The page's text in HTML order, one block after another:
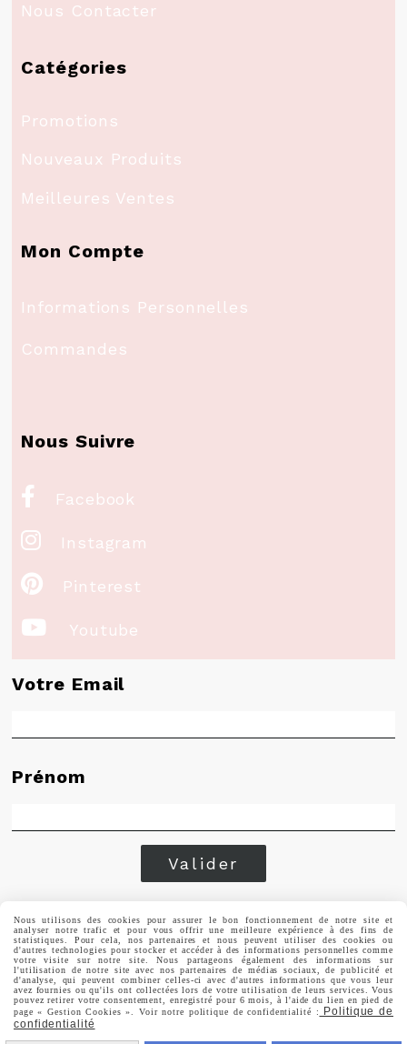
Nous Contacter
Catégories
Promotions
Nouveaux Produits
Meilleures Ventes
Mon Compte
Informations Personnelles
Commandes
Nous Suivre
 Facebook
 Instagram
 Pinterest
 Youtube
Votre Email
Prénom
Valider
trouverez pour cela nos informations de contact dans les
conditions d'utilisation du site.
Nous utilisons des cookies pour assurer le bon fonctionnement de notre site et
analyser notre trafic et pour vous offrir une meilleure expérience à des fins de
statistiques. Pour cela, nos partenaires et nous peuvent utiliser des cookies ou
d'autres technologies pour stocker et accéder à des informations personnelles comme
votre visite sur notre site. Nous partageons également des informations sur
l'utilisation de notre site avec nos partenaires de médias sociaux, de publicité et
d'analyse, qui peuvent combiner celles-ci avec d'autres informations que vous leur
avez fournies ou qu'ils ont collectées lors de votre utilisation de leurs services. Vous
pouvez retirer votre consentement, enregistré pour 6 mois, à l'aide du lien en pied de
page « Gestion Cookies ». Voir notre politique de confidentialité :
Politique de
confidentialité